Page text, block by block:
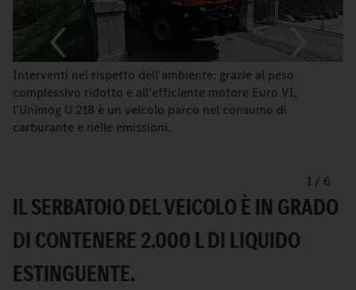
Interventi nel rispetto dell'ambiente: grazie al peso
complessivo ridotto e all'efficiente motore Euro VI,
l'Unimog U 218 è un veicolo parco nel consumo di
carburante e nelle emissioni.
1 / 6
IL SERBATOIO DEL VEICOLO È IN GRADO
DI CONTENERE 2.000 L DI LIQUIDO
ESTINGUENTE.